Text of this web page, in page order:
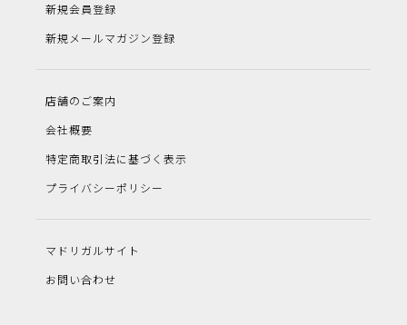
新規会員登録
新規メールマガジン登録
店舗のご案内
会社概要
特定商取引法に基づく表示
プライバシーポリシー
マドリガルサイト
お問い合わせ